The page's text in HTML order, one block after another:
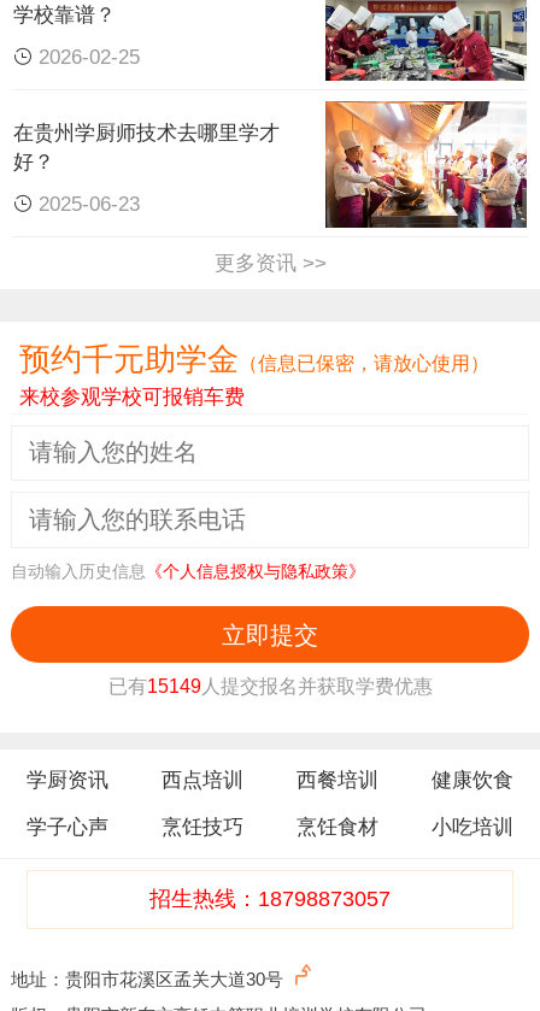
的。其优势体现在以下方面：
校，拥有“中国烹饪教育品牌”的官方认证。教学体
2. 课程全覆盖，满足多元需求
专业：从黔菜经典（如辣子鸡、宫保鸡丁
味等核心技艺，并融入
设计、成本控制等实战
内容。
西餐西点专业：涵盖法式甜点、意式披萨、日式料
理等国际课程，配备专业级烤箱、冷藏柜等设备，
短期创业班：针对小吃创业 、夜市经济等场景，开
学校靠谱？
2026-02-25
在贵州学厨师技术去哪里学才
好？
2025-06-23
更多资讯 >>
预约千元助学金 （信息已保密，请放心使用）
来校参观学校可报销车费
自动输入历史信息 《个人信息授权与隐私政策》
立即提交
已有15149人提交报名并获取学费优惠
学厨资讯 西点培训 西餐培训 健康饮食
学子心声 烹饪技巧 烹饪食材 小吃培训
招生热线：18798873057
地址：贵阳市花溪区孟关大道30号